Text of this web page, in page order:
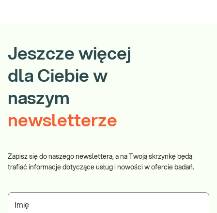
Jeszcze więcej
dla Ciebie w
naszym
newsletterze
Zapisz się do naszego newslettera, a na Twoją skrzynkę będą
trafiać informacje dotyczące usług i nowości w ofercie badań.
Imię